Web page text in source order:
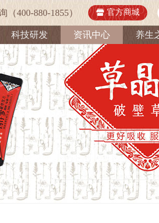
官方商城
（400-880-1855）
科技研发 资讯中心 养生